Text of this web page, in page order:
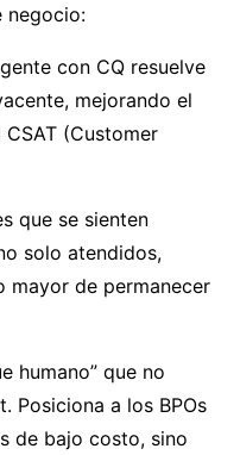
negocio:
con CQ resuelve
mejorando el
(Customer
que se sienten
solo atendidos,
mayor de permanecer
humano” que no
Posiciona a los BPOs
de bajo costo, sino